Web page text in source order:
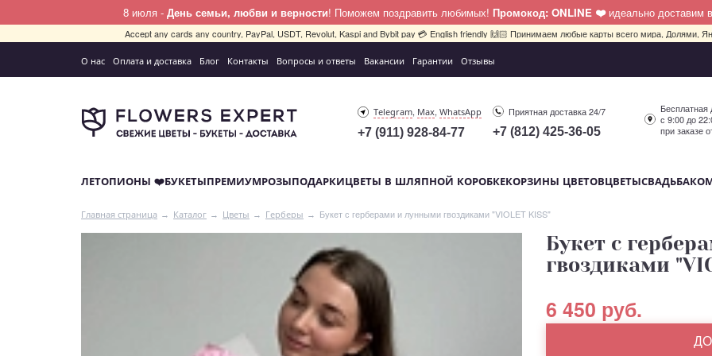
8 июля - День семьи, любви и верности! Поможем поздравить любимых! Промокод: ONLINE ❤️ идеально доставим
Accept any cards any country, PayPal, USDT, Revolut, Kaspi and Bybit pay 💳 English friendly 🙌🏻 Принимаем любые карты всего мира, Долями,
О нас Оплата и доставка Блог Контакты Вопросы и ответы Вакансии Гарантии Отзывы
Telegram, Max,WhatsApp
+7 (911) 928-84-77
Приятная доставка 24/7
+7 (812) 425-36-05
Бесплатная
с 9:00 до
при заказе
ЛЕТОПИОНЫ ❤️БУКЕТЫПРЕМИУМРОЗЫПОДАРКИЦВЕТЫ В ШЛЯПНОЙ КОРОБКЕКОРЗИНЫ ЦВЕТОВЦВЕТЫСВАДЬБА
Главная страница Каталог Цветы Герберы Букет с герберами и лунными гвоздиками "VIOLET KISS"
Букет с
гвоздиками
6 450 руб.